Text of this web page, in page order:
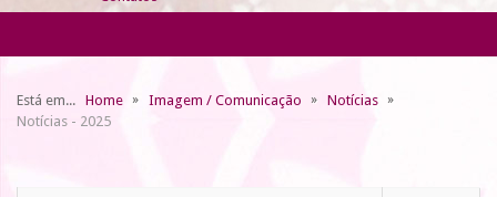
Está em... Home Imagem / Comunicação
Notícias
Notícias - 2025